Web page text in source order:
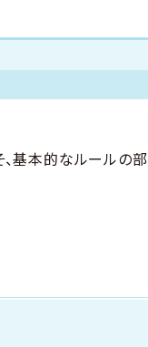
基本的なルールの部